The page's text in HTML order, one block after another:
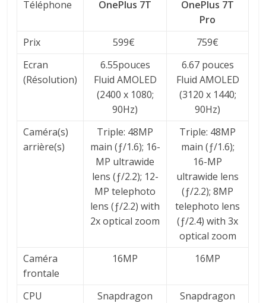
Téléphone OnePlus 7T
OnePlus 7T
Pro
Prix
599€
759€
Ecran
(Résolution)
6.55pouces
Fluid AMOLED
(2400 x 1080;
90Hz)
6.67 pouces
Fluid AMOLED
(3120 x 1440;
90Hz)
Caméra(s)
arrière(s)
Triple: 48MP
main (ƒ/1.6); 16-
MP ultrawide
lens (ƒ/2.2); 12-
MP telephoto
lens (ƒ/2.2) with
2x optical zoom
Triple: 48MP
main (ƒ/1.6);
16-MP
ultrawide lens
(ƒ/2.2); 8MP
telephoto lens
(ƒ/2.4) with 3x
optical zoom
Caméra
frontale
16MP 16MP
CPU
Snapdragon
Snapdragon